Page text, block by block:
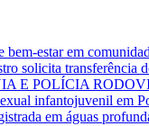
estar em
solicita transferência
E POLÍCIA
infantojuvenil em
em águas